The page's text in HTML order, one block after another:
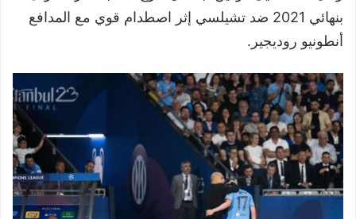
بنهائي 2021 ضد تشيلسي إثر اصطدام قوي مع المدافع
أنطونيو روديجير.